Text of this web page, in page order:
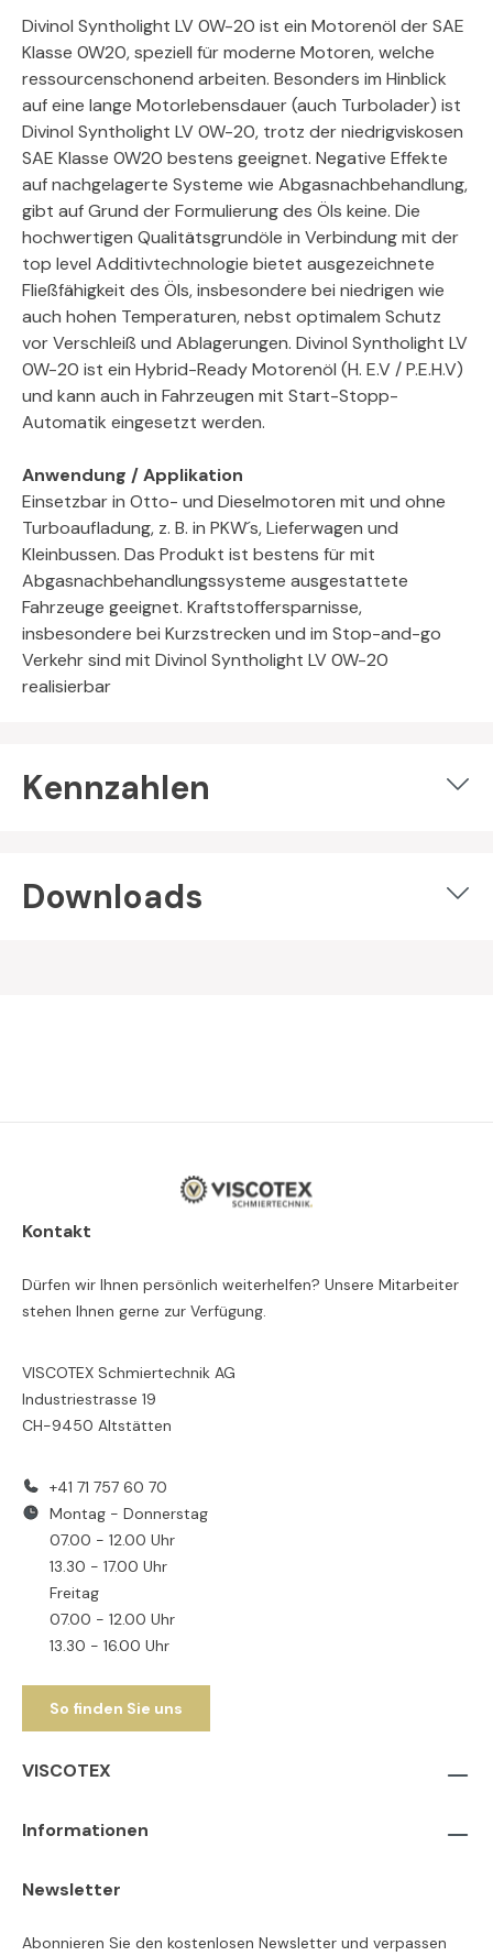
Divinol Syntholight LV 0W-20 ist ein Motorenöl der SAE
Klasse 0W20, speziell für moderne Motoren, welche
ressourcenschonend arbeiten. Besonders im Hinblick
auf eine lange Motorlebensdauer (auch Turbolader) ist
Divinol Syntholight LV 0W-20, trotz der niedrigviskosen
SAE Klasse 0W20 bestens geeignet. Negative Effekte
auf nachgelagerte Systeme wie Abgasnachbehandlung,
gibt auf Grund der Formulierung des Öls keine. Die
hochwertigen Qualitätsgrundöle in Verbindung mit der
top level Additivtechnologie bietet ausgezeichnete
Fließfähigkeit des Öls, insbesondere bei niedrigen wie
auch hohen Temperaturen, nebst optimalem Schutz
vor Verschleiß und Ablagerungen. Divinol Syntholight LV
0W-20 ist ein Hybrid-Ready Motorenöl (H. E.V / P.E.H.V)
und kann auch in Fahrzeugen mit Start-Stopp-
Automatik eingesetzt werden.
Anwendung / Applikation
Einsetzbar in Otto- und Dieselmotoren mit und ohne
Turboaufladung, z. B. in PKW´s, Lieferwagen und
Kleinbussen. Das Produkt ist bestens für mit
Abgasnachbehandlungssysteme ausgestattete
Fahrzeuge geeignet. Kraftstoffersparnisse,
insbesondere bei Kurzstrecken und im Stop-and-go
Verkehr sind mit Divinol Syntholight LV 0W-20
realisierbar
Kennzahlen
Downloads
Kontakt
Dürfen wir Ihnen persönlich weiterhelfen? Unsere Mitarbeiter
stehen Ihnen gerne zur Verfügung.
VISCOTEX Schmiertechnik AG
Industriestrasse 19
CH-9450 Altstätten
+41 71 757 60 70
Montag - Donnerstag
07.00 - 12.00 Uhr
13.30 - 17.00 Uhr
Freitag
07.00 - 12.00 Uhr
13.30 - 16.00 Uhr
So finden Sie uns
VISCOTEX
Informationen
Newsletter
Abonnieren Sie den kostenlosen Newsletter und verpassen